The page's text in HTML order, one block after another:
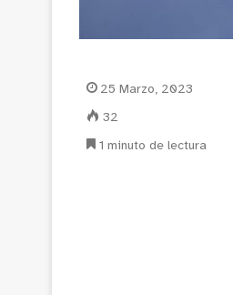
25 Marzo, 2023
32
1 minuto de lectura